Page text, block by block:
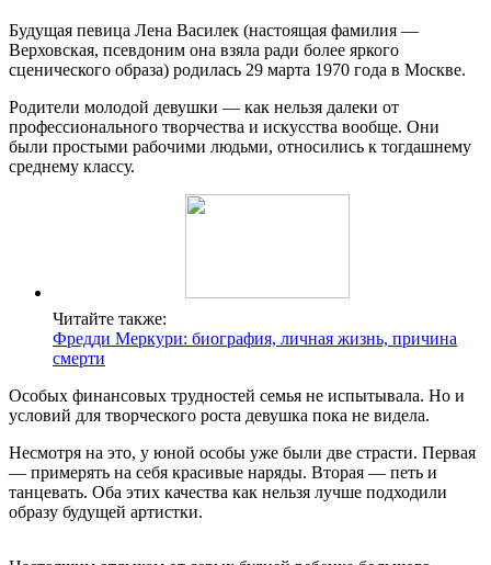
Будущая певица Лена Василек (настоящая фамилия —
Верховская, псевдоним она взяла ради более яркого
сценического образа) родилась 29 марта 1970 года в Москве.
Родители молодой девушки — как нельзя далеки от
профессионального творчества и искусства вообще. Они
были простыми рабочими людьми, относились к тогдашнему
среднему классу.
Читайте также:
Фредди Меркури: биография, личная жизнь, причина
смерти
Особых финансовых трудностей семья не испытывала. Но и
условий для творческого роста девушка пока не видела.
Несмотря на это, у юной особы уже были две страсти. Первая
— примерять на себя красивые наряды. Вторая — петь и
танцевать. Оба этих качества как нельзя лучше подходили
образу будущей артистки.